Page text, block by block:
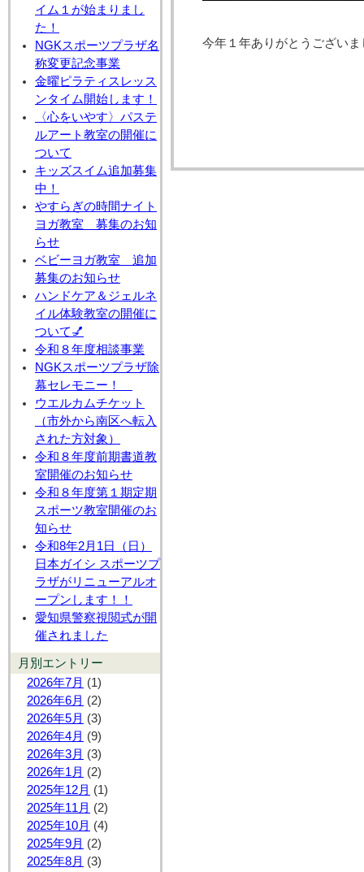
イム１が始まりまし
た！
NGKスポーツプラザ名
称変更記念事業
金曜ピラティスレッス
ンタイム開始します！
〈心をいやす〉パステ
ルアート教室の開催に
ついて
キッズスイム追加募集
中！
やすらぎの時間ナイト
ヨガ教室 募集のお知
らせ
ベビーヨガ教室 追加
募集のお知らせ
ハンドケア＆ジェルネ
イル体験教室の開催に
ついて💅
令和８年度相談事業
NGKスポーツプラザ除
幕セレモニー！
ウエルカムチケット
（市外から南区へ転入
された方対象）
令和８年度前期書道教
室開催のお知らせ
令和８年度第１期定期
スポーツ教室開催のお
知らせ
令和8年2月1日（日）
日本ガイシ スポーツプ
ラザがリニューアルオ
ープンします！！
愛知県警察視閲式が開
催されました
月別エントリー
2026年7月 (1)
2026年6月 (2)
2026年5月 (3)
2026年4月 (9)
2026年3月 (3)
2026年1月 (2)
2025年12月 (1)
2025年11月 (2)
2025年10月 (4)
2025年9月 (2)
2025年8月 (3)
今年１年ありがとうござい